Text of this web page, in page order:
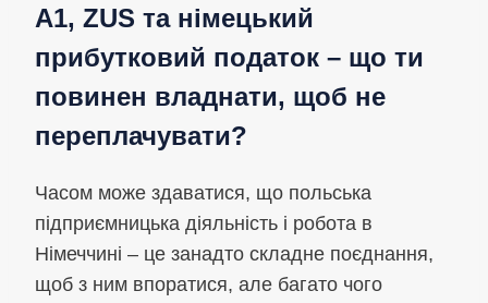
A1, ZUS та німецький
прибутковий податок – що ти
повинен владнати, щоб не
переплачувати?
Часом може здаватися, що польська
підприємницька діяльність і робота в
Німеччині – це занадто складне поєднання,
щоб з ним впоратися, але багато чого